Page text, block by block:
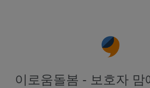
이로움돌봄 - 보호자 맘